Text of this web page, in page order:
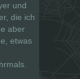
und
die ich
aber
etwas